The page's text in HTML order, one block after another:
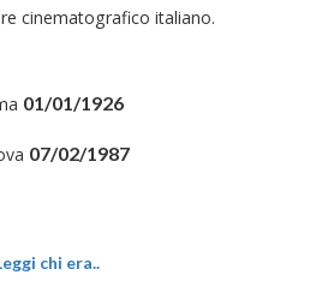
cinematografico italiano.
01/01/1926
07/02/1987
chi era..